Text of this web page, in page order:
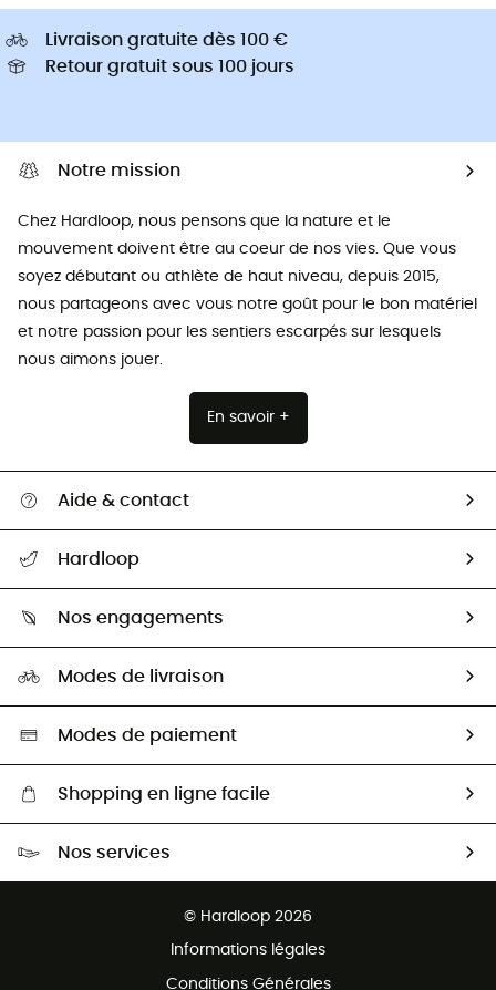
Livraison gratuite dès 100 €
Retour gratuit sous 100 jours
Notre mission
Chez Hardloop, nous pensons que la nature et le
mouvement doivent être au coeur de nos vies. Que vous
soyez débutant ou athlète de haut niveau, depuis 2015,
nous partageons avec vous notre goût pour le bon matériel
et notre passion pour les sentiers escarpés sur lesquels
nous aimons jouer.
En savoir +
Aide & contact
Retour & remboursement
Guide des tailles
Seconde Main
Aide & Contact
Hardloop
HardGuides
Nos engagements
Sélection éco-responsable
Modes de livraison
Modes de paiement
Shopping en ligne facile
Nos services
© Hardloop 2026
Informations légales
Conditions Générales